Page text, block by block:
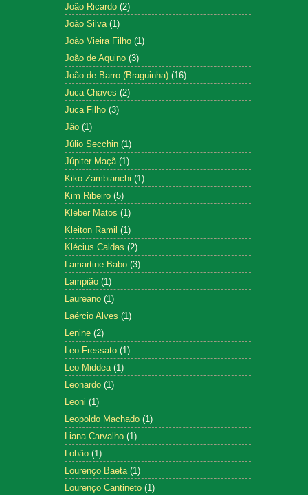
João Ricardo (2)
João Silva (1)
João Vieira Filho (1)
João de Aquino (3)
João de Barro (Braguinha) (16)
Juca Chaves (2)
Juca Filho (3)
Jão (1)
Júlio Secchin (1)
Júpiter Maçã (1)
Kiko Zambianchi (1)
Kim Ribeiro (5)
Kleber Matos (1)
Kleiton Ramil (1)
Klécius Caldas (2)
Lamartine Babo (3)
Lampião (1)
Laureano (1)
Laércio Alves (1)
Lenine (2)
Leo Fressato (1)
Leo Middea (1)
Leonardo (1)
Leoni (1)
Leopoldo Machado (1)
Liana Carvalho (1)
Lobão (1)
Lourenço Baeta (1)
Lourenço Cantineto (1)